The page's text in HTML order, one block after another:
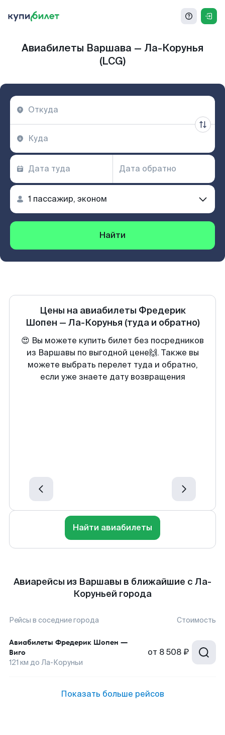
Авиабилеты Варшава — Ла-Корунья
(LCG)
Найти
Цены на авиабилеты Фредерик
Шопен — Ла-Корунья (туда и обратно)
😍 Вы можете купить билет без посредников
из Варшавы по выгодной цене🙌. Также вы
можете выбрать перелет туда и обратно,
если уже знаете дату возвращения
Найти авиабилеты
Авиарейсы из Варшавы в ближайшие с Ла-
Коруньей города
Рейсы в соседние города Стоимость
Авиабилеты Фредерик Шопен —
Виго
121 км до Ла-Коруньи
от 8 508 ₽
Показать больше рейсов